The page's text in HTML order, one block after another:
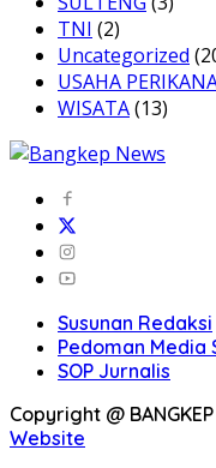
TNI (2)
Uncategorized
USAHA
WISATA(13)
Susunan Redaksi
Pedoman Media
SOP Jurnalis
Copyright @
Website